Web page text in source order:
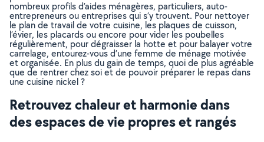
nombreux profils d’aides ménagères, particuliers, auto-
entrepreneurs ou entreprises qui s’y trouvent. Pour nettoyer
le plan de travail de votre cuisine, les plaques de cuisson,
l’évier, les placards ou encore pour vider les poubelles
régulièrement, pour dégraisser la hotte et pour balayer votre
carrelage, entourez-vous d’une femme de ménage motivée
et organisée. En plus du gain de temps, quoi de plus agréable
que de rentrer chez soi et de pouvoir préparer le repas dans
une cuisine nickel ?
Retrouvez chaleur et harmonie dans
des espaces de vie propres et rangés